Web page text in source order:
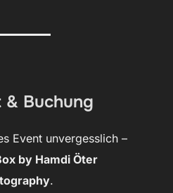
Buchung
Event unvergesslich –
by Hamdi Öter
.